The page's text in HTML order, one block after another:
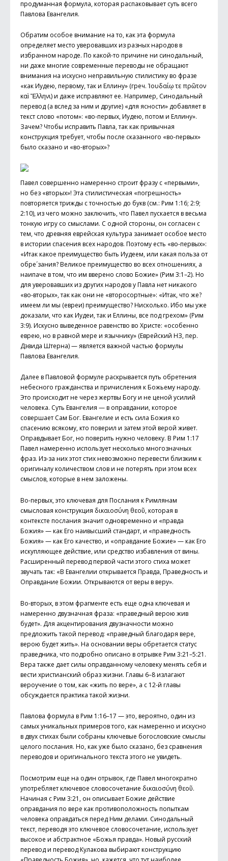
продуманная формула, которая распаковывает суть всего
Павлова Евангелия.
Обратим особое внимание на то, как эта формула
определяет место уверовавших из разных народов в
избранном народе. По какой-то причине ни синодальный,
ни даже многие современные переводы не обращают
внимания на искусно неправильную стилистику во фразе
«как Иудею, первому, так и Еллину» (греч. Ἰουδαίῳ τε πρῶτον
καὶ Ἕλληνι) и даже исправляют ее. Например, Синодальный
перевод (а вслед за ним и другие) «для ясности» добавляет в
текст слово «потом»: «во-первых, Иудею, потом и Еллину».
Зачем? Чтобы исправить Павла, так как привычная
конструкция требует, чтобы после сказанного «во-первых»
было сказано и «во-вторых»?
Павел совершенно намеренно строит фразу с «первыми»,
но без «вторых»! Эта стилистическая «погрешность»
повторяется трижды с точностью до букв (см.: Рим 1:16; 2:9;
2:10), из чего можно заключить, что Павел пускается в весьма
тонкую игру со смыслами. С одной стороны, он согласен с
тем, что древняя еврейская культура занимает особое место
в истории спасения всех народов. Поэтому есть «во-первых»:
«Итак какое преимущество быть Иуде­ем, или какая польза от
обре´зания? Великое преимущество во всех отношениях, а
наипаче в том, что им вверено слово Божие» (Рим 3:1–2). Но
для уверовавших из других народов у Павла нет никакого
«во-вторых», так как они не «второсортные»: «Итак, что же?
имеем ли мы (евреи) преимущество? Нисколько. Ибо мы уже
доказали, что как Иудеи, так и Еллины, все под грехом» (Рим
3:9). Искусно выведенное равенство во Христе: «особенно
еврею, но в равной мере и язычнику» (Еврейский НЗ, пер.
Дэвида Штерна) — является важной частью формулы
Павлова Евангелия.
Далее в Павловой формуле раскрывается путь обретения
небесного гражданства и причисления к Божьему народу.
Это происходит не через жертвы Богу и не ценой усилий
человека. Суть Евангелия — в оправдании, которое
совершает Сам Бог. Евангелие и есть сила Божия ко
спасению всякому, кто поверил и затем этой верой живет.
Оправдывает Бог, но поверить нужно человеку. В Рим 1:17
Павел намеренно использует несколько многозначных
фраз. Из-за них этот стих невозможно перевести близким к
оригиналу количеством слов и не потерять при этом всех
смыслов, которые в нем заложены.
Во-первых, это ключевая для Послания к Римлянам
смысловая конструкция δικαιοσύνη θεοῦ, которая в
контексте послания значит одновременно и «правда
Божия» — как Его наивысший стандарт, и «праведность
Божия» — как Его качество, и «оправдание Божие» — как Его
искупляющее действие, или средство избавления от вины.
Расширенный перевод первой части этого стиха может
звучать так: «В Евангелии открывается Правда, Праведность и
Оправдание Божии. Открываются от веры в веру».
Во-вторых, в этом фрагменте есть еще одна ключевая и
намеренно двузначная фраза: «праведный верою жив
будет». Для акцентирования двузначности можно
предложить такой перевод: «праведный благодаря вере,
верою будет жить». На основании веры обретается статус
праведника, что подробно описано в отрывке Рим 3:21–5:21.
Вера также дает силы оправданному человеку менять себя и
вести христианский образ жизни. Главы 6–8 излагают
вероучение о том, как «жить по вере», а с 12-й главы
обсуждается практика такой жизни.
Павлова формула в Рим 1:16–17 — это, вероятно, один из
самых уникальных примеров того, как намеренно и искусно
в двух стихах были собраны ключевые богословские смыслы
целого послания. Но, как уже было сказано, без сравнения
переводов и оригинального текста этого не увидеть.
Посмотрим еще на один отрывок, где Павел многократно
употребляет ключевое словосочетание δικαιοσύνη θεοῦ.
Начиная с Рим 3:21, он описывает Божие действие
оправдания по вере как противоположность попыткам
человека оправдаться перед Ним делами. Синодальный
текст, переводя это ключевое словосочетание, использует
высокое и абстрактное «Божья правда». Новый русский
перевод и перевод Кулакова выбирают конструкцию